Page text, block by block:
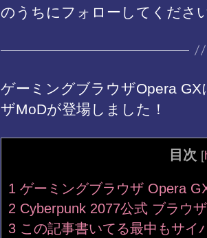
のうちにフォローしてくださ
ゲーミングブラウザOpera
ザMoDが登場しました！
目次 [
1 ゲーミングブラウザ Opera
2 Cyberpunk 2077公式 ブラウ
3 この記事書いてる最中もサイ